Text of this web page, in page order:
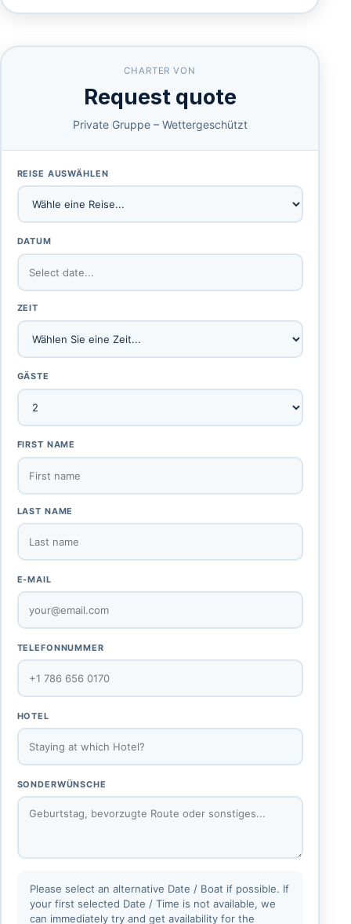
CHARTER VON
Request quote
Private Gruppe – Wettergeschützt
REISE AUSWÄHLEN
DATUM
ZEIT
GÄSTE
FIRST NAME
LAST NAME
E-MAIL
TELEFONNUMMER
HOTEL
SONDERWÜNSCHE
Please select an alternative Date / Boat if possible. If
your first selected Date / Time is not available, we
can immediately try and get availability for the